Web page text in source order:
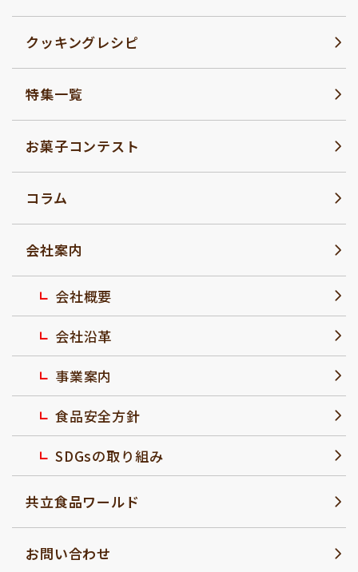
クッキングレシピ
特集一覧
お菓子コンテスト
コラム
会社案内
会社概要
会社沿革
事業案内
食品安全方針
SDGsの取り組み
共立食品ワールド
お問い合わせ